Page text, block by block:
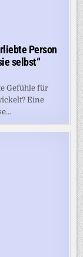
Person
selbst“
Gefühle für
Eine